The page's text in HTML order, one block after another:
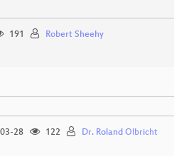
191 Robert Sheehy
28 122 Dr. Roland Olbricht